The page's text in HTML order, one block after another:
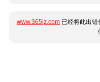
www.365jz.com 已经将此出